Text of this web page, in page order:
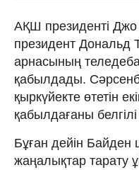
АҚШ президенті
президент Дональд
арнасының
қабылдады.
қыркүйекте өтетін
қабылдағаны
Бұған дейін
жаңалықтар тарату